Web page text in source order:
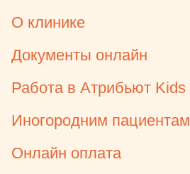
О клинике
Документы онлайн
Работа в Атрибьют Kids
Иногородним пациентам
Онлайн оплата